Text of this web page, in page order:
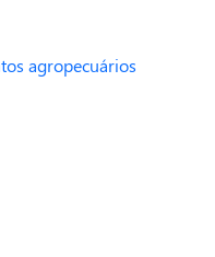
agropecuários